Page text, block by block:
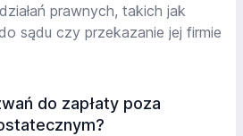
prawnych, takich jak
sądu czy przekazanie jej firmie
do zapłaty poza